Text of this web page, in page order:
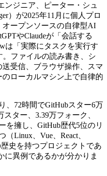
ンジニア、ピーター・シュ
）が2025年11月に個人プロ
ープンソースの自律型AI
やClaudeが「会話する
は「実際にタスクを実行す
ファイルの読み書き、シ
受信、ブラウザ操作、スマ
ローカルマシン上で自律的
、72時間でGitHubスター6万
ター、3.39万フォーク、
を擁し、GitHub歴代5位のリ
Linux、Vue、React、
史を持つプロジェクトであ
に異例であるかが分かりま